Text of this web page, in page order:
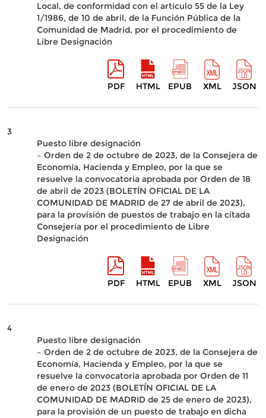
Local, de conformidad con el artículo 55 de la Ley
1/1986, de 10 de abril, de la Función Pública de la
Comunidad de Madrid, por el procedimiento de
Libre Designación
PDF HTML EPUB XML JSON
3
Puesto libre designación
– Orden de 2 de octubre de 2023, de la Consejera de
Economía, Hacienda y Empleo, por la que se
resuelve la convocatoria aprobada por Orden de 18
de abril de 2023 (BOLETÍN OFICIAL DE LA
COMUNIDAD DE MADRID de 27 de abril de 2023),
para la provisión de puestos de trabajo en la citada
Consejería por el procedimiento de Libre
Designación
PDF HTML EPUB XML JSON
4
Puesto libre designación
– Orden de 2 de octubre de 2023, de la Consejera de
Economía, Hacienda y Empleo, por la que se
resuelve la convocatoria aprobada por Orden de 11
de enero de 2023 (BOLETÍN OFICIAL DE LA
COMUNIDAD DE MADRID de 25 de enero de 2023),
para la provisión de un puesto de trabajo en dicha